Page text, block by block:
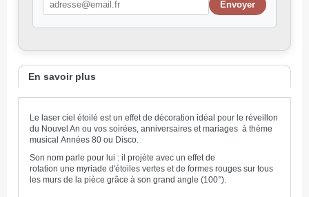
En savoir plus
Le laser ciel étoilé est un effet de décoration idéal pour le réveillon
du Nouvel An ou vos soirées, anniversaires et mariages à thème
musical Années 80 ou Disco.
Son nom parle pour lui : il projète avec un effet de
rotation une myriade d'étoiles vertes et de formes rouges sur tous
les murs de la pièce grâce à son grand angle (100°).